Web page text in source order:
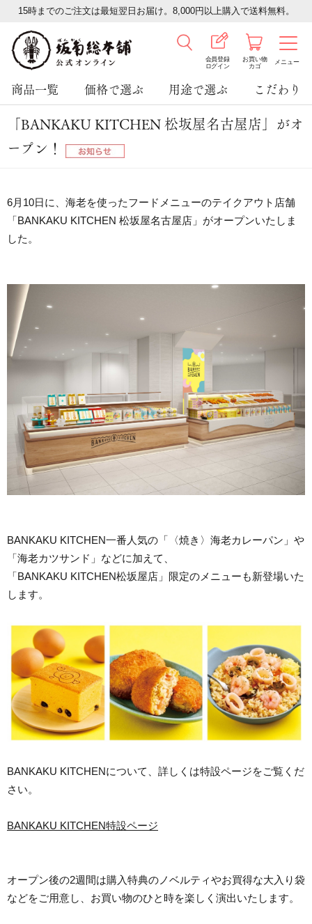
15時までのご注文は最短翌日お届け。8,000円以上購入で送料無料。
会員登録
ログイン
お買い物
カゴ
メニュー
商品一覧 価格で選ぶ 用途で選ぶ こだわり
「BANKAKU KITCHEN 松坂屋名古屋店」がオ
ープン！
6月10日に、海老を使ったフードメニューのテイクアウト店舗
「BANKAKU KITCHEN 松坂屋名古屋店」がオープンいたしま
した。
BANKAKU KITCHEN一番人気の「〈焼き〉海老カレーパン」や
「海老カツサンド」などに加えて、
「BANKAKU KITCHEN松坂屋店」限定のメニューも新登場いた
します。
BANKAKU KITCHENについて、詳しくは特設ページをご覧くだ
さい。
BANKAKU KITCHEN特設ページ
オープン後の2週間は購入特典のノベルティやお買得な大入り袋
などをご用意し、お買い物のひと時を楽しく演出いたします。